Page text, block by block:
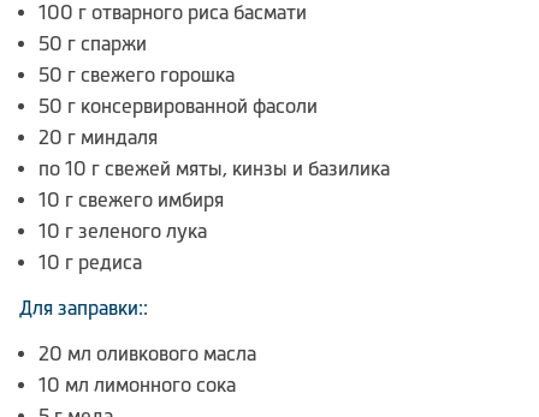
100 г отварного риса басмати
50 г спаржи
50 г свежего горошка
50 г консервированной фасоли
20 г миндаля
по 10 г свежей мяты, кинзы и базилика
10 г свежего имбиря
10 г зеленого лука
10 г редиса
Для заправки::
20 мл оливкового масла
10 мл лимонного сока